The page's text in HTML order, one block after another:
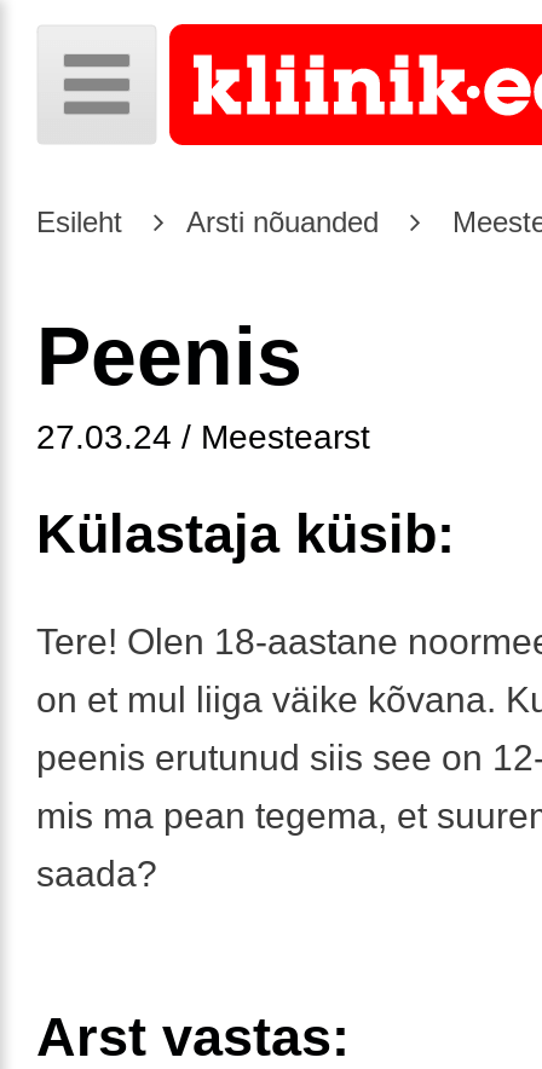
Esileht Arsti nõuanded
Peenis
27.03.24 / Meestearst
Külastaja küsib:
Tere! Olen 18-aastane
on et mul liiga väike kõvana.
peenis erutunud siis see on
mis ma pean tegema, et
saada?
Arst vastas: